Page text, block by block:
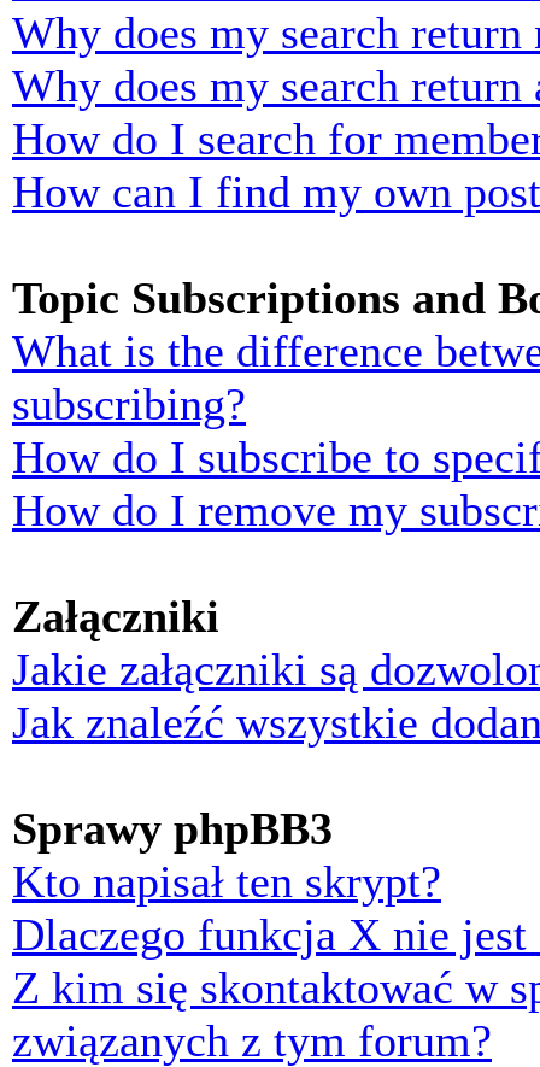
Why does my search return
Why does my search return
How do I search for
How can I find my own
Topic Subscriptions and
What is the difference
subscribing?
How do I subscribe to
How do I remove my
Załączniki
Jakie załączniki są
Jak znaleźć wszystkie
Sprawy phpBB3
Kto napisał ten skrypt?
Dlaczego funkcja X nie jest
Z kim się skontaktować w
związanych z tym forum?